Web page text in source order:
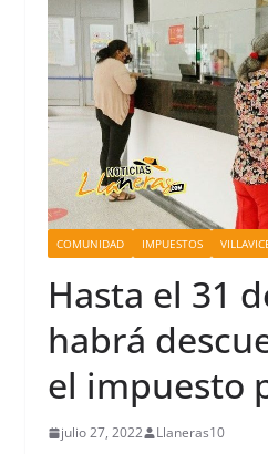
COMUNIDAD IMPUESTOS
Hasta el 31
habrá
el impuesto
julio 27, 2022 Llaneras10